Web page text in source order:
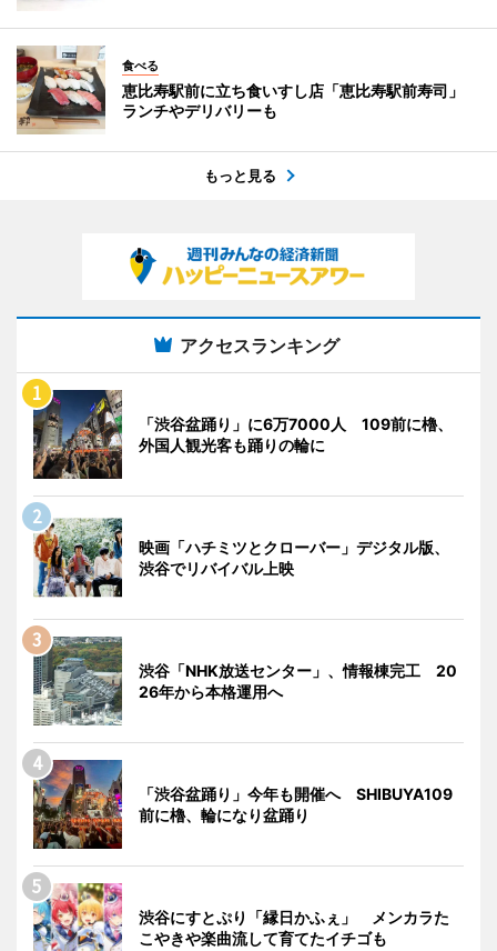
食べる
恵比寿駅前に立ち食いすし店「恵比寿駅前寿司」
ランチやデリバリーも
もっと見る
アクセスランキング
「渋谷盆踊り」に6万7000人 109前に櫓、
外国人観光客も踊りの輪に
映画「ハチミツとクローバー」デジタル版、
渋谷でリバイバル上映
渋谷「NHK放送センター」、情報棟完工 20
26年から本格運用へ
「渋谷盆踊り」今年も開催へ SHIBUYA109
前に櫓、輪になり盆踊り
渋谷にすとぷり「縁日かふぇ」 メンカラた
こやきや楽曲流して育てたイチゴも